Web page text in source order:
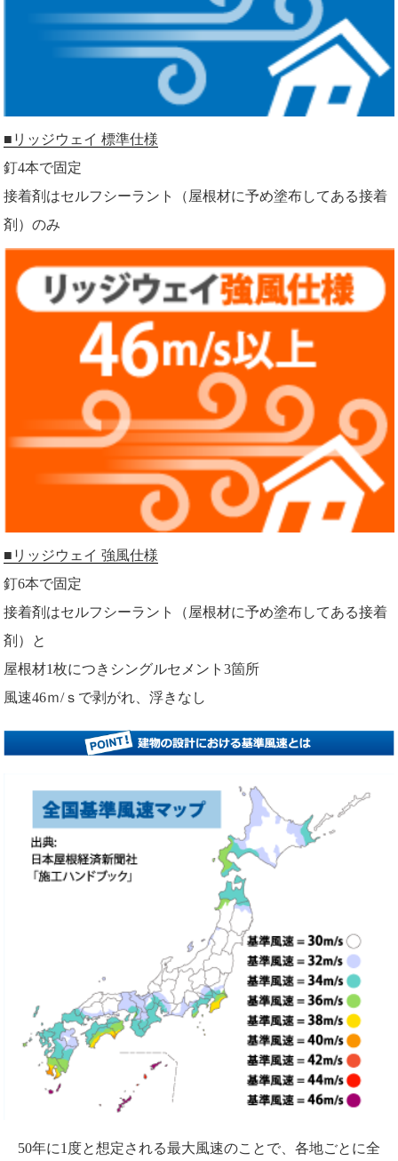
■リッジウェイ 標準仕様
釘4本で固定
接着剤はセルフシーラント（屋根材に予め塗布してある接着
剤）のみ
■リッジウェイ 強風仕様
釘6本で固定
接着剤はセルフシーラント（屋根材に予め塗布してある接着
剤）と
屋根材1枚につきシングルセメント3箇所
風速46ｍ/ｓで剥がれ、浮きなし
50年に1度と想定される最大風速のことで、各地ごとに全